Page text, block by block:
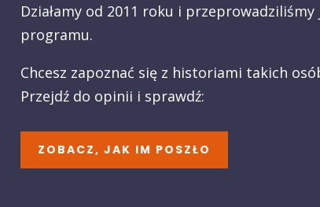
Działamy od 2011 roku i przeprowadziliśmy
programu.
Chcesz zapoznać się z historiami takich
Przejdź do opinii i sprawdź:
ZOBACZ, JAK IM POSZŁO